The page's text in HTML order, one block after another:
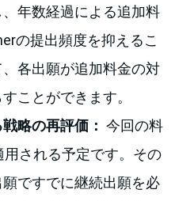
年数経過による追加料
の提出頻度を抑えるこ
各出願が追加料金の対
ことができます。
略の再評価： 今回の料
される予定です。その
ですでに継続出願を必